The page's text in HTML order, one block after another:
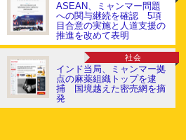
ASEAN、ミャンマー問題
への関与継続を確認 5項
目合意の実施と人道支援の
推進を改めて表明
社会
インド当局、ミャンマー拠
点の麻薬組織トップを逮
捕 国境越えた密売網を摘
発